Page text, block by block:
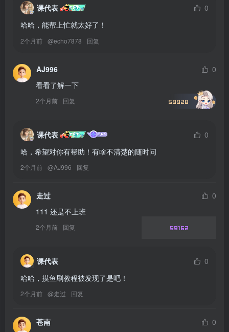
课代表
0
哈哈，能帮上忙就太好了！
2个月前 @echo7878 回复
AJ996
0
看看了解一下
2个月前 回复 59928
课代表
0
哈，希望对你有帮助！有啥不清楚的随时问
2个月前 @AJ996 回复
走过
0
111 还是不上班
2个月前 回复 59162
课代表
0
哈哈，摸鱼刷教程被发现了是吧！
2个月前 @走过 回复
苍南
0